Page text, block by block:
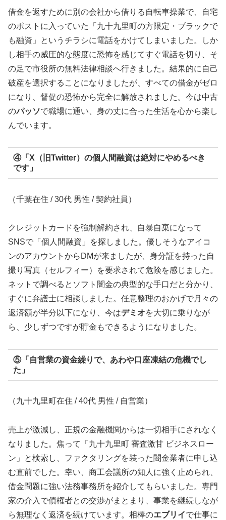
借金を返すために別の会社から借りる自転車操業で、自宅
のポストに入っていた「九十九里町の方限定・ブラックで
も融資」というチラシに電話をかけてしまいました。しか
し相手の威圧的な態度に恐怖を感じてすぐ電話を切り、そ
の足で市役所の無料法律相談へ行きました。結果的に自己
破産を選択することになりましたが、すべての借金がゼロ
になり、督促の恐怖から完全に解放されました。今は中古
のパッソで職場に通い、身の丈に合った生活を心から楽し
んでいます。
④「X（旧Twitter）の個人間融資は絶対にやめるべき
です」
（千葉在住 / 30代 男性 / 契約社員）
クレジットカードを強制解約され、自暴自棄になって
SNSで「個人間融資」を探しました。優しそうなアイコ
ンのアカウントからDMが来ましたが、身分証を持った自
撮り写真（セルフィー）を要求されて危険を感じました。
ネットで調べるとソフト闇金の典型的な手口だと分かり、
すぐに弁護士に相談しました。任意整理のおかげで月々の
返済額が半分以下になり、今はデミオを大切に乗りなが
ら、少しずつですが貯金もできるようになりました。
⑤「自営業の資金繰りで、あわや口座凍結の危機でし
た」
（九十九里町在住 / 40代 男性 / 自営業）
売上が激減し、正規の金融機関からは一切相手にされなく
なりました。焦って「九十九里町 審査激甘 ビジネスロー
ン」と検索し、ファクタリングを装った闇金業者に申し込
む直前でした。幸い、商工会議所の知人に強く止められ、
借金問題に強い法務事務所を紹介してもらいました。専門
家の介入で債権者との交渉がまとまり、事業を継続しなが
ら無理なく返済を続けています。相棒のエブリイで仕事に